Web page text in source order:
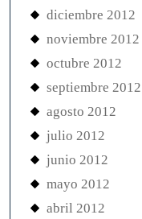
diciembre 2012
noviembre 2012
octubre 2012
septiembre 2012
agosto 2012
julio 2012
junio 2012
mayo 2012
abril 2012